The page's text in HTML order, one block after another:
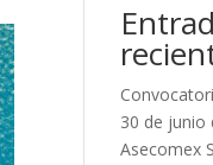
30 de junio
Asecomex